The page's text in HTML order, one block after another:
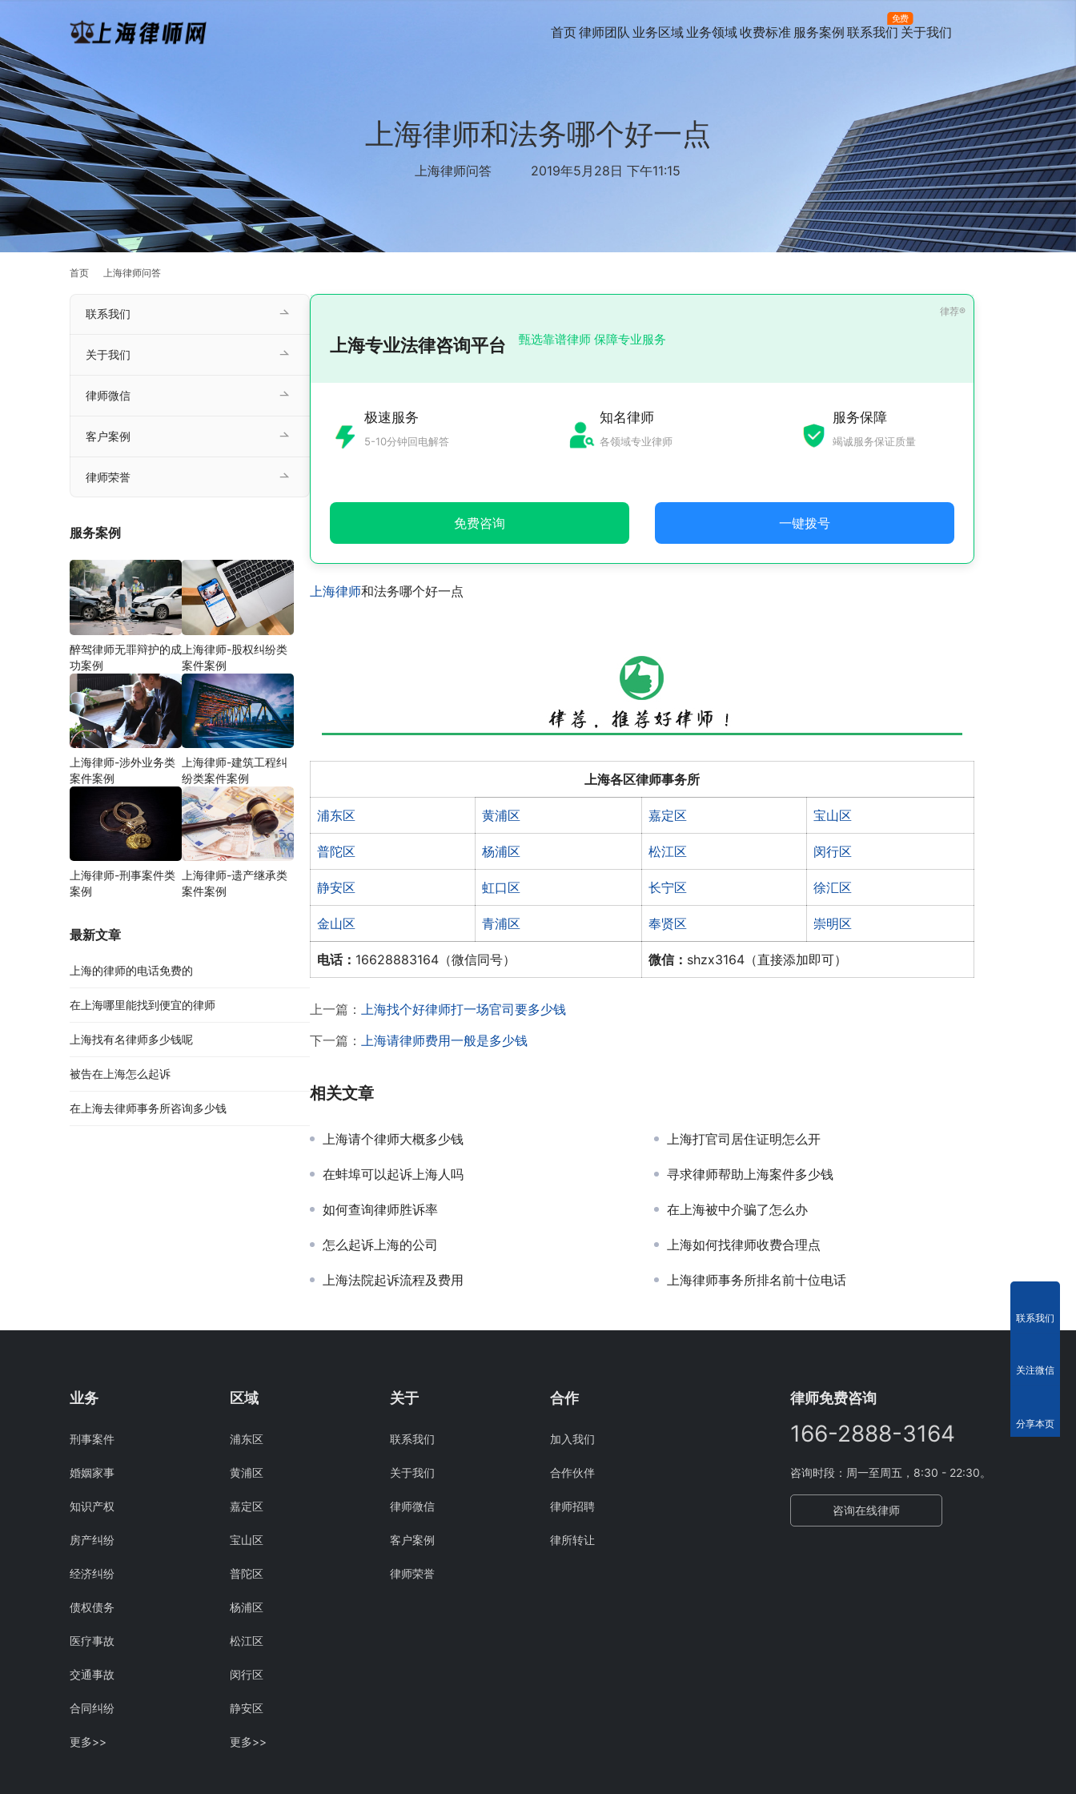
首页律师团队 业务区域 业务领域收费标准 服务案例 联系我们
免费
关于我们
上海律师和法务哪个好一点
上海律师问答 2019年5月28日 下午11:15
首页 上海律师问答
上海专业法律咨询平台 甄选靠谱律师 保障专业服务
极速服务
5-10分钟回电解答
知名律师
各领域专业律师
服务保障
竭诚服务保证质量
免费咨询 一键拨号
上海律师和法务哪个好一点
上海各区律师事务所
浦东区 黄浦区 嘉定区 宝山区
普陀区 杨浦区 松江区 闵行区
静安区 虹口区 长宁区 徐汇区
金山区 青浦区 奉贤区 崇明区
电话： 16628883164（微信同号） 微信： shzx3164（直接添加即可）
上一篇： 上海找个好律师打一场官司要多少钱
下一篇： 上海请律师费用一般是多少钱
相关文章
上海请个律师大概多少钱 上海打官司居住证明怎么开
在蚌埠可以起诉上海人吗 寻求律师帮助上海案件多少钱
如何查询律师胜诉率 在上海被中介骗了怎么办
怎么起诉上海的公司 上海如何找律师收费合理点
上海法院起诉流程及费用 上海律师事务所排名前十位电话
联系我们
关于我们
律师微信
客户案例
律师荣誉
服务案例
醉驾律师无罪辩护的成
功案例
上海律师-股权纠纷类
案件案例
上海律师-涉外业务类
案件案例
上海律师-建筑工程纠
纷类案件案例
上海律师-刑事案件类
案例
上海律师-遗产继承类
案件案例
最新文章
上海的律师的电话免费的
在上海哪里能找到便宜的律师
上海找有名律师多少钱呢
被告在上海怎么起诉
在上海去律师事务所咨询多少钱
业务
刑事案件
婚姻家事
知识产权
房产纠纷
经济纠纷
债权债务
医疗事故
交通事故
合同纠纷
更多>>
区域
浦东区
黄浦区
嘉定区
宝山区
普陀区
杨浦区
松江区
闵行区
静安区
更多>>
关于
联系我们
关于我们
律师微信
客户案例
律师荣誉
合作
加入我们
合作伙伴
律师招聘
律所转让
律师免费咨询
166-2888-3164
咨询时段：周一至周五，8:30 - 22:30。
咨询在线律师
联系我们
关注微信
分享本页